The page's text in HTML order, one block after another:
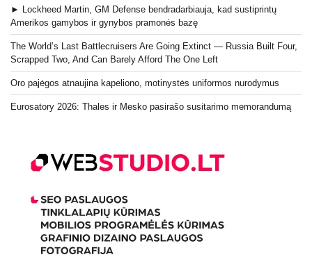
► Lockheed Martin, GM Defense bendradarbiauja, kad sustiprintų
Amerikos gamybos ir gynybos pramonės bazę
The World’s Last Battlecruisers Are Going Extinct — Russia Built Four,
Scrapped Two, And Can Barely Afford The One Left
Oro pajėgos atnaujina kapeliono, motinystės uniformos nurodymus
Eurosatory 2026: Thales ir Mesko pasirašo susitarimo memorandumą